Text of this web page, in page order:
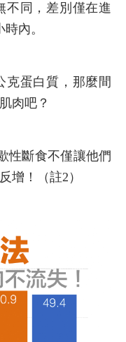
不同，差別僅在進
內。
克蛋白質，那麼間
肉吧？
性斷食不僅讓他們
增！（註2）